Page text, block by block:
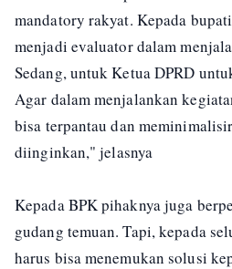
mandatory rakyat. Kepada
menjadi evaluator dalam
Sedang, untuk Ketua DPRD
Agar dalam menjalankan
bisa terpantau dan
diinginkan," jelasnya
Kepada BPK pihaknya juga
gudang temuan. Tapi, kepada
harus bisa menemukan solusi